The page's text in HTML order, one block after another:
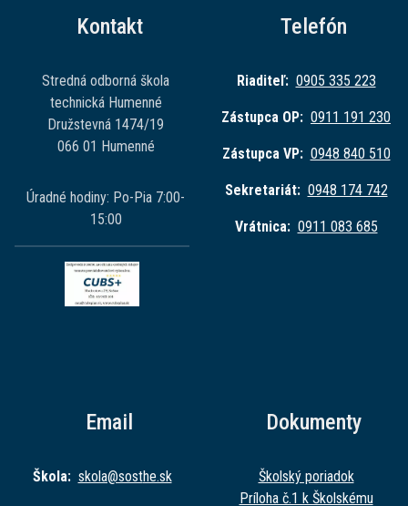
Kontakt
Stredná odborná škola
technická Humenné
Družstevná 1474/19
066 01 Humenné
Úradné hodiny: Po-Pia 7:00-
15:00
Telefón
Riaditeľ: 0905 335 223
Zástupca OP: 0911 191 230
Zástupca VP: 0948 840 510
Sekretariát: 0948 174 742
Vrátnica: 0911 083 685
Email
Škola: skola@sosthe.sk
Dokumenty
Školský poriadok
Príloha č.1 k Školskému